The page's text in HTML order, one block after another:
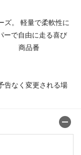
ズ。 軽量で柔軟性に
ーで自由に走る喜び
。 商品番
告なく変更される場